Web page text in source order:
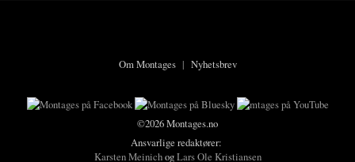
Om Montages| Nyhetsbrev
©2026 Montages.no
Ansvarlige redaktører:
Karsten MeinichogLars Ole Kristiansen